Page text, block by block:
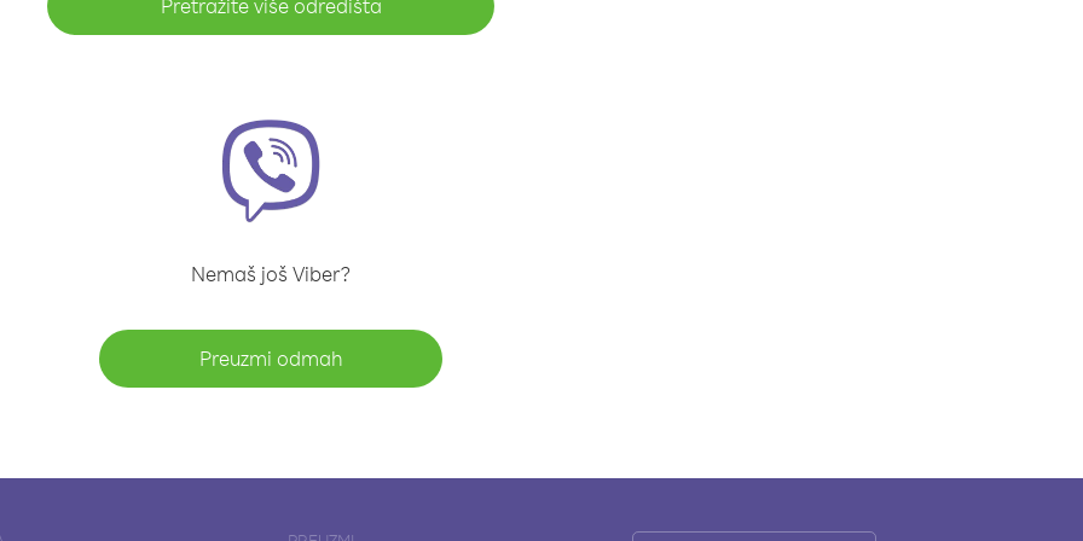
Pretražite više odredišta
Nemaš još Viber?
Preuzmi odmah